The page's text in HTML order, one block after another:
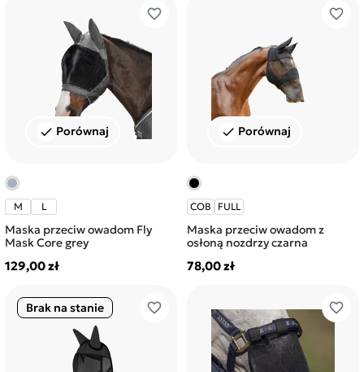
favorite_border
check Porównaj
M L
Maska przeciw owadom Fly
Mask Core grey
129,00 zł
favorite_border
check Porównaj
COB FULL
Maska przeciw owadom z
osłoną nozdrzy czarna
78,00 zł
favorite_border
Brak na stanie favorite_border